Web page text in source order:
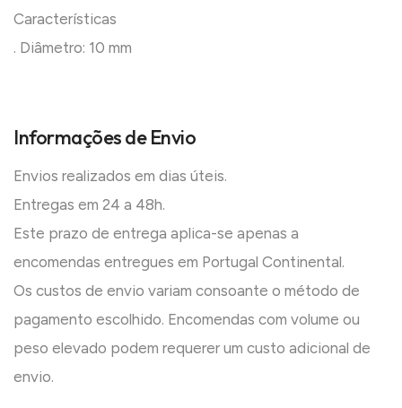
Características
. Diâmetro: 10 mm
Informações de Envio
Envios realizados em dias úteis.
Entregas em 24 a 48h.
Este prazo de entrega aplica-se apenas a
encomendas entregues em Portugal Continental.
Os custos de envio variam consoante o método de
pagamento escolhido. Encomendas com volume ou
peso elevado podem requerer um custo adicional de
envio.